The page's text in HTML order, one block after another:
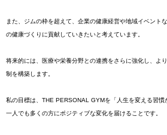
また、ジムの枠を超えて、企業の健康経営や地域イベント
の健康づくりに貢献していきたいと考えています。
将来的には、医療や栄養分野との連携をさらに強化し、よ
制を構築します。
私の目標は、THE PERSONAL GYMを「人生を変える習慣
一人でも多くの方にポジティブな変化を届けることです。